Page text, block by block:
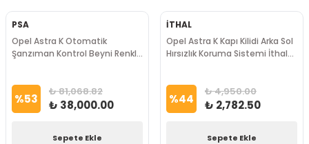
PSA
Opel Astra K Otomatik
Şanzıman Kontrol Beyni Renkli
%53 ₺ 81,068.82
₺ 38,000.00
Sepete Ekle
İTHAL
Opel Astra K Kapı Kilidi Arka Sol
Hırsızlık Koruma Sistemi İthal
%44 ₺ 4,950.00
₺ 2,782.50
Sepete Ekle